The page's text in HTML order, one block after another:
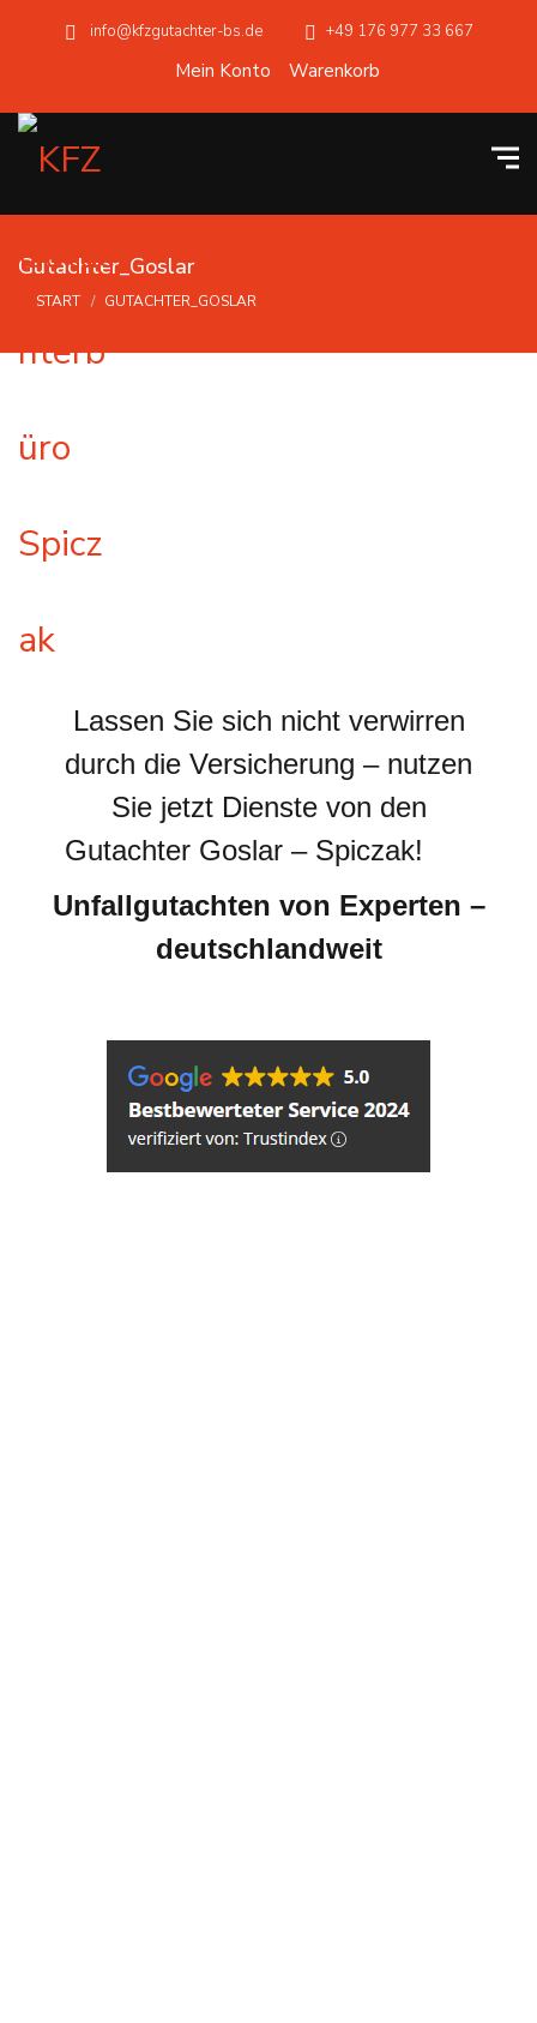
info@kfzgutachter-bs.de +49 176 977 33 667
Mein Konto Warenkorb
Gutachter_Goslar
START GUTACHTER_GOSLAR
Lassen Sie sich nicht verwirren
durch die Versicherung – nutzen
Sie jetzt Dienste von den
Gutachter Goslar – Spiczak!
Unfallgutachten von Experten –
deutschlandweit